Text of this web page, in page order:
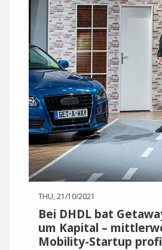
THU, 21/10/2021
Bei DHDL bat
um Kapital –
Mobility-Startup